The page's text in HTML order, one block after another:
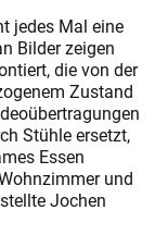
jedes Mal eine
Bilder zeigen
die von der
Zustand
Stühle ersetzt,
Essen
und
Jochen